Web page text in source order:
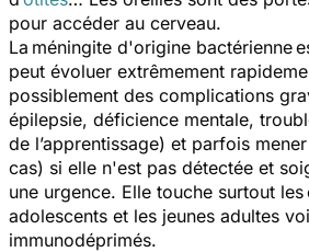
pour accéder au cerveau.
La méningite d'origine bactérienne
peut évoluer extrêmement
possiblement des complications
épilepsie, déficience mentale,
de l’apprentissage) et parfois
cas) si elle n'est pas détectée et
une urgence. Elle touche surtout les
adolescents et les jeunes adultes
immunodéprimés.